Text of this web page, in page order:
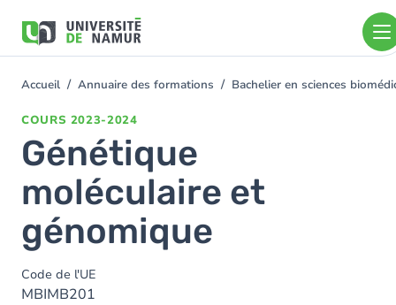
contenu
You
Accueil Annuaire des formations Bachelier en sciences
COURS 2023-2024
Génétique
moléculaire et
génomique
Code de l'UE
MBIMB201